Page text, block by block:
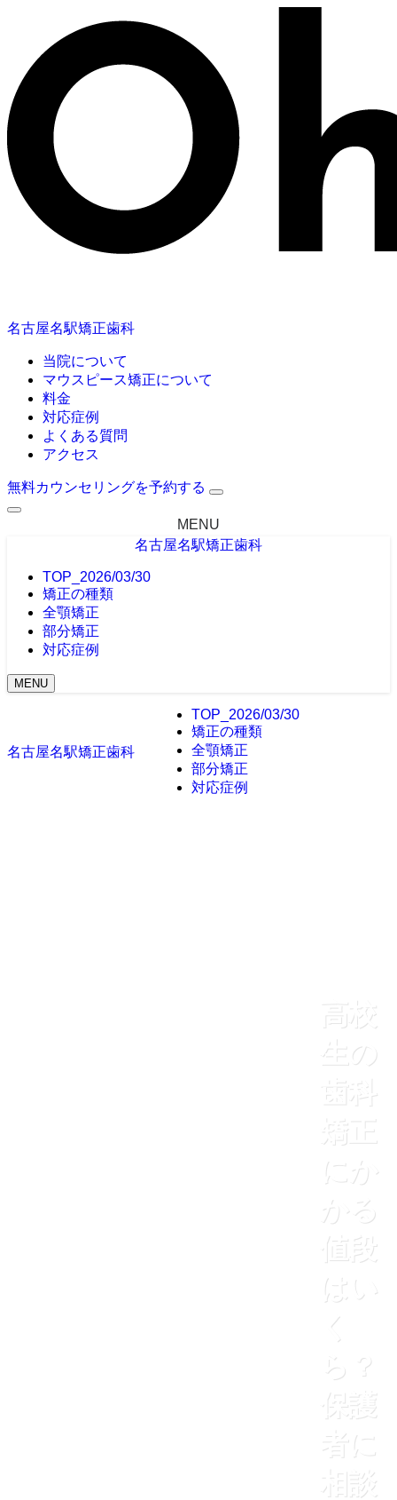
名古屋名駅矯正歯科
当院について
マウスピース矯正について
料金
対応症例
よくある質問
アクセス
無料カウンセリングを予約する
MENU
名古屋名駅矯正歯科
TOP_2026/03/30
矯正の種類
全顎矯正
部分矯正
対応症例
MENU
名古屋名駅矯正歯科
TOP_2026/03/30
矯正の種類
全顎矯正
部分矯正
対応症例
高校
生の
歯科
矯正
にか
かる
値段
はい
く
ら？
保護
者に
相談